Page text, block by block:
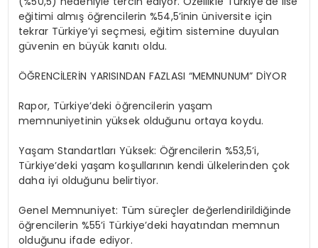
eğitimi almış öğrencilerin %54,5’inin üniversite için
tekrar Türkiye’yi seçmesi, eğitim sistemine duyulan
güvenin en büyük kanıtı oldu.
ÖĞRENCİLERİN YARISINDAN FAZLASI “MEMNUNUM” DİYOR
Rapor, Türkiye’deki öğrencilerin yaşam
memnuniyetinin yüksek olduğunu ortaya koydu.
Yaşam Standartları Yüksek: Öğrencilerin %53,5’i,
Türkiye’deki yaşam koşullarının kendi ülkelerinden çok
daha iyi olduğunu belirtiyor.
Genel Memnuniyet: Tüm süreçler değerlendirildiğinde
öğrencilerin %55’i Türkiye’deki hayatından memnun
olduğunu ifade ediyor.